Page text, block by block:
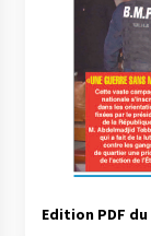
Edition PDF du